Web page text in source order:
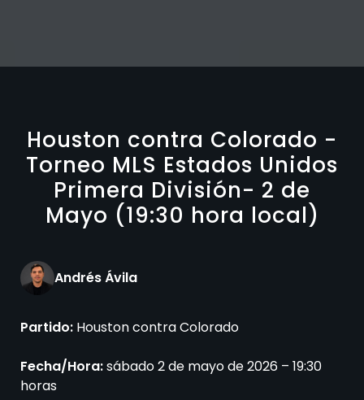
Houston contra Colorado -
Torneo MLS Estados Unidos
Primera División- 2 de
Mayo (19:30 hora local)
Andrés Ávila
Partido: Houston contra Colorado
Fecha/Hora:sábado 2 de mayo de 2026 – 19:30
horas